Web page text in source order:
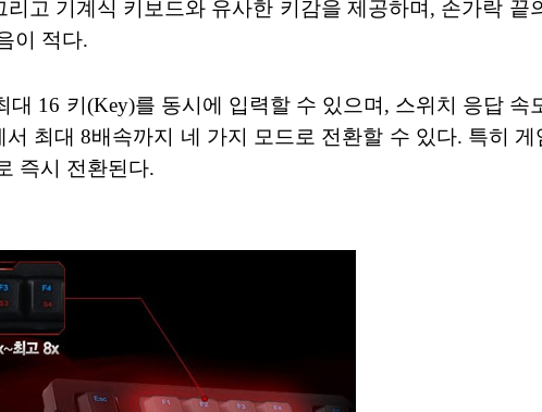
고 기계식 키보드와 유사한 키감을 제공하며, 손가락 끝
이 적다.
16 키(Key)를 동시에 입력할 수 있으며, 스위치 응답 속
최대 8배속까지 네 가지 모드로 전환할 수 있다. 특히
즉시 전환된다.